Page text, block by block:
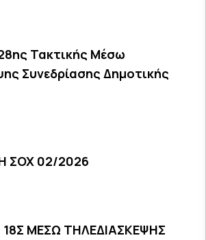
Τακτικής Μέσω
Συνεδρίασης Δημοτικής
ΣΟΧ 02/2026
ΜΕΣΩ ΤΗΛΕΔΙΑΣΚΕΨΗΣ